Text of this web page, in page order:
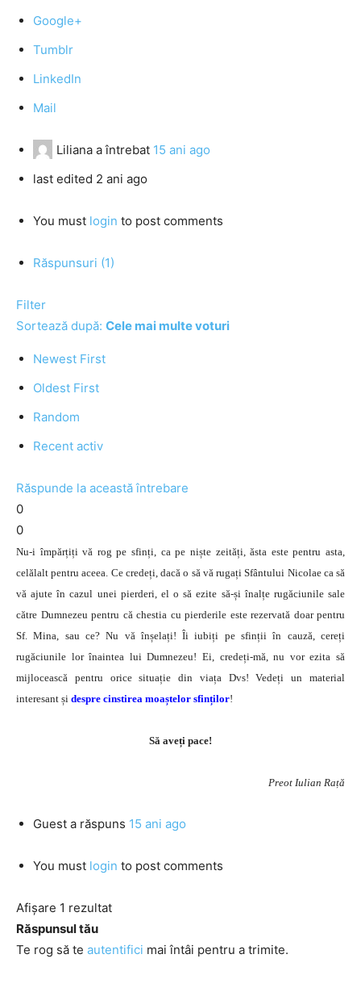
Google+
Tumblr
LinkedIn
Mail
Liliana a întrebat 15 ani ago
last edited 2 ani ago
You must login to post comments
Răspunsuri (1)
Filter
Sortează după: Cele mai multe voturi
Newest First
Oldest First
Random
Recent activ
Răspunde la această întrebare
0
0
Nu-i împărțiți vă rog pe sfinți, ca pe niște zeități, ăsta este pentru asta,
celălalt pentru aceea. Ce credeți, dacă o să vă rugați Sfântului Nicolae ca să
vă ajute în cazul unei pierderi, el o să ezite să-și înalțe rugăciunile sale
către Dumnezeu pentru că chestia cu pierderile este rezervată doar pentru
Sf. Mina, sau ce? Nu vă înșelați! Îi iubiți pe sfinții în cauză, cereți
rugăciunile lor înaintea lui Dumnezeu! Ei, credeți-mă, nu vor ezita să
mijlocească pentru orice situație din viața Dvs! Vedeți un material
interesant și despre cinstirea moaștelor sfinților!
Să aveți pace!
Preot Iulian Rață
Guest a răspuns 15 ani ago
You must login to post comments
Afișare 1 rezultat
Răspunsul tău
Te rog să te autentifici mai întâi pentru a trimite.